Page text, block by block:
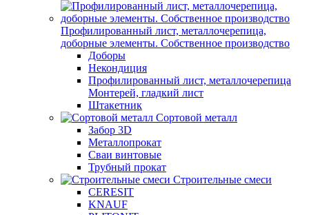
Профилированный лист, металлочерепица,
доборные элементы. Собственное производство
Доборы
Некондиция
Профилированный лист, металлочерепица
Монтерей, гладкий лист
Штакетник
Сортовой металл
Забор 3D
Металлопрокат
Сваи винтовые
Трубный прокат
Строительные смеси
CERESIT
KNAUF